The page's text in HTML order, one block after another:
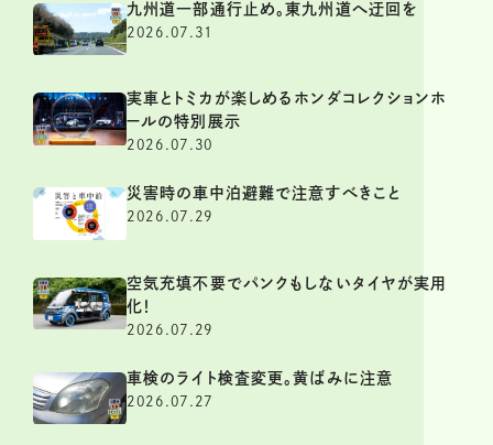
九州道一部通行止め。東九州道へ迂回を
2026.07.31
実車とトミカが楽しめるホンダコレクションホ
ールの特別展示
2026.07.30
災害時の車中泊避難で注意すべきこと
2026.07.29
空気充填不要でパンクもしないタイヤが実用
化！
2026.07.29
車検のライト検査変更。黄ばみに注意
2026.07.27